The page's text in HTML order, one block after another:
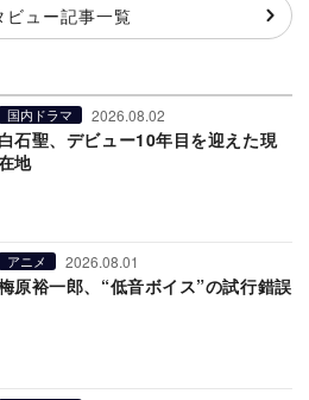
ビュー記事一覧
国内ドラマ 2026.08.02
白石聖、デビュー10年目を迎えた現
地
アニメ 2026.08.01
原裕一郎、“低音ボイス”の試行錯誤